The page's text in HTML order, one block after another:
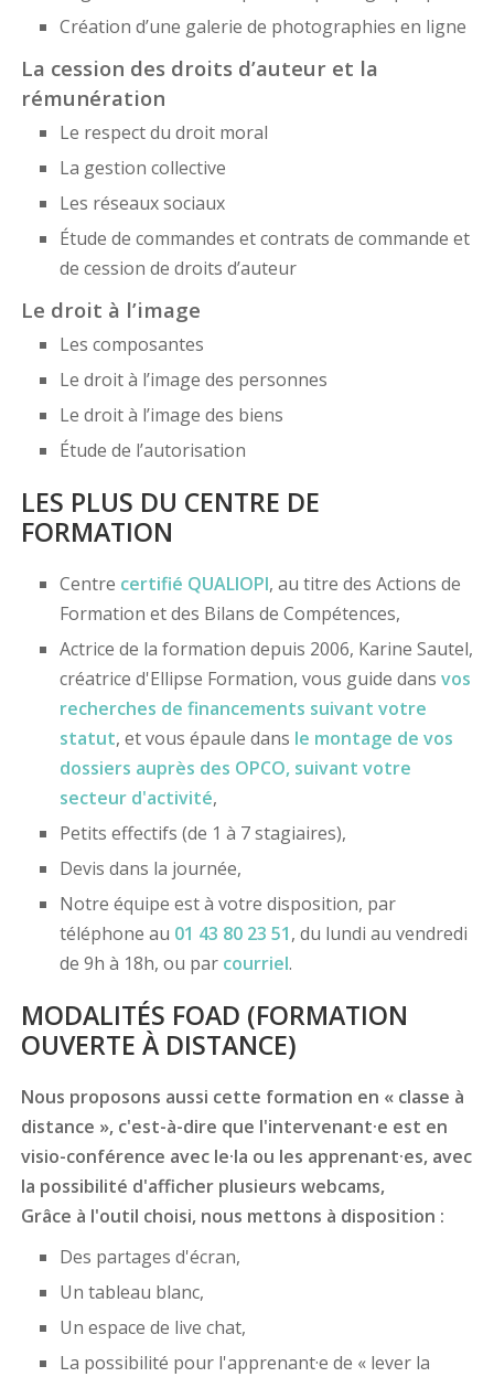
Création d’une galerie de photographies en ligne
La cession des droits d’auteur et la
rémunération
Le respect du droit moral
La gestion collective
Les réseaux sociaux
Étude de commandes et contrats de commande et
de cession de droits d’auteur
Le droit à l’image
Les composantes
Le droit à l’image des personnes
Le droit à l’image des biens
Étude de l’autorisation
LES PLUS DU CENTRE DE
FORMATION
Centre certifié QUALIOPI, au titre des Actions de
Formation et des Bilans de Compétences,
Actrice de la formation depuis 2006, Karine Sautel,
créatrice d'Ellipse Formation, vous guide dans vos
recherches de financements suivant votre
statut, et vous épaule dans le montage de vos
dossiers auprès des OPCO, suivant votre
secteur d'activité,
Petits effectifs (de 1 à 7 stagiaires),
Devis dans la journée,
Notre équipe est à votre disposition, par
téléphone au 01 43 80 23 51, du lundi au vendredi
de 9h à 18h, ou par courriel.
MODALITÉS FOAD (FORMATION
OUVERTE À DISTANCE)
Nous proposons aussi cette formation en « classe à
distance », c'est-à-dire que l'intervenant·e est en
visio-conférence avec le·la ou les apprenant·es, avec
la possibilité d'afficher plusieurs webcams,
Grâce à l'outil choisi, nous mettons à disposition :
Des partages d'écran,
Un tableau blanc,
Un espace de live chat,
La possibilité pour l'apprenant·e de « lever la